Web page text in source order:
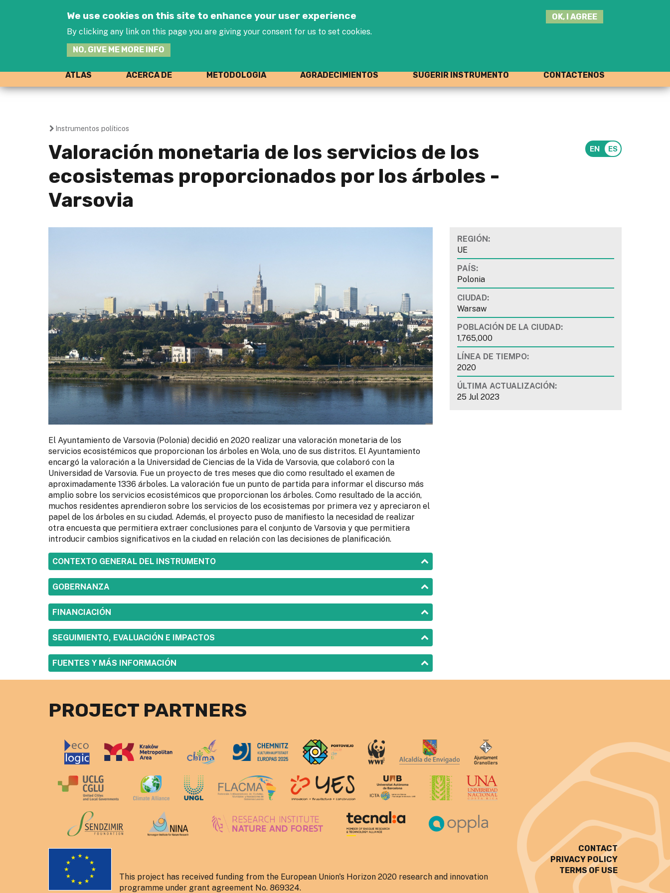
We use cookies on this site to enhance your user experience
By clicking any link on this page you are giving your consent for us to set cookies.
NO, GIVE ME MORE INFO
OK, I AGREE
ATLAS ACERCA DE METODOLOGÍA AGRADECIMIENTOS SUGERIR INSTRUMENTO CONTÁCTENOS
You
are
here
Instrumentos políticos
Valoración monetaria de los servicios de los
ecosistemas proporcionados por los árboles -
Varsovia
El Ayuntamiento de Varsovia (Polonia) decidió en 2020 realizar una valoración monetaria de los
servicios ecosistémicos que proporcionan los árboles en Wola, uno de sus distritos. El Ayuntamiento
encargó la valoración a la Universidad de Ciencias de la Vida de Varsovia, que colaboró con la
Universidad de Varsovia. Fue un proyecto de tres meses que dio como resultado el examen de
aproximadamente 1336 árboles. La valoración fue un punto de partida para informar el discurso más
amplio sobre los servicios ecosistémicos que proporcionan los árboles. Como resultado de la acción,
muchos residentes aprendieron sobre los servicios de los ecosistemas por primera vez y apreciaron el
papel de los árboles en su ciudad. Además, el proyecto puso de manifiesto la necesidad de realizar
otra encuesta que permitiera extraer conclusiones para el conjunto de Varsovia y que permitiera
introducir cambios significativos en la ciudad en relación con las decisiones de planificación.
SHOW
CONTEXTO GENERAL DEL INSTRUMENTO
SHOW
GOBERNANZA
SHOW
FINANCIACIÓN
SHOW
SEGUIMIENTO, EVALUACIÓN E IMPACTOS
SHOW
FUENTES Y MÁS INFORMACIÓN
REGIÓN:
UE
PAÍS:
Polonia
CIUDAD:
Warsaw
POBLACIÓN DE LA CIUDAD:
1,765,000
LÍNEA DE TIEMPO:
2020
ÚLTIMA ACTUALIZACIÓN:
25 Jul 2023
PROJECT PARTNERS
This project has received funding from the European Union's Horizon 2020 research and innovation
programme under grant agreement No. 869324.
CONTACT
PRIVACY POLICY
TERMS OF USE